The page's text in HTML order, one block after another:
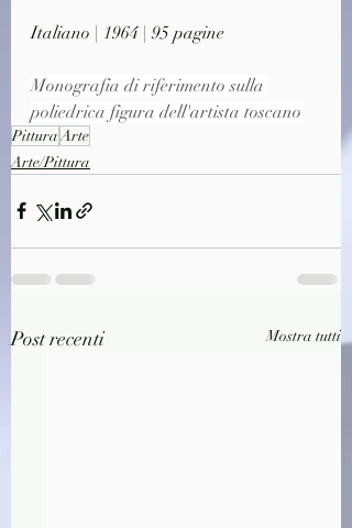
Italiano | 1964 | 95 pagine
Monografia di riferimento sulla
poliedrica figura dell'artista toscano
PitturaArte
Arte/Pittura
Post recenti Mostra tutti